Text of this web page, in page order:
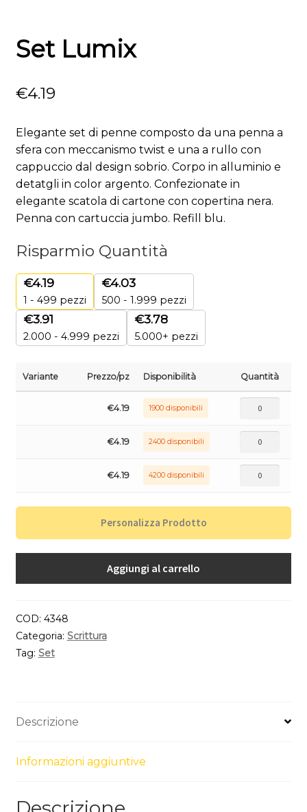
Set Lumix
€4.19
Elegante set di penne composto da una penna a
sfera con meccanismo twist e una a rullo con
cappuccio dal design sobrio. Corpo in alluminio e
detatgli in color argento. Confezionate in
elegante scatola di cartone con copertina nera.
Penna con cartuccia jumbo. Refill blu.
Risparmio Quantità
€4.19
1 - 499 pezzi
€4.03
500 - 1.999 pezzi
€3.91
2.000 - 4.999 pezzi
€3.78
5.000+ pezzi
Variante Prezzo/pz Disponibilità Quantità
€4.19 1900 disponibili
€4.19 2400 disponibili
€4.19 4200 disponibili
Personalizza Prodotto
Aggiungi al carrello
COD: 4348
Categoria: Scrittura
Tag: Set
Descrizione
Informazioni aggiuntive